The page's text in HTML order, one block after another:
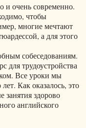
и очень современно.
чтобы
многие мечтают
а для этого
собеседованиям.
для трудоустройства
Все уроки мы
Как оказалось, это
здорово
английского